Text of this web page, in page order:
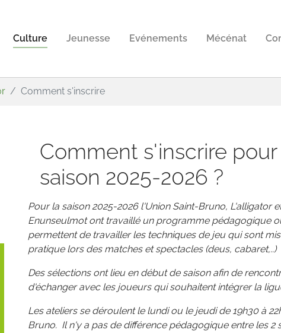
Culture Jeunesse Evénements Mécénat
Comment s'inscrire
Comment s'inscrire pour
saison 2025-2026 ?
Pour la saison 2025-2026 l'Union Saint-Bruno, L'alligator
Enunseulmot ont travaillé un programme pédagogique
permettent de travailler les techniques de jeu qui sont
pratique lors des matches et spectacles (deus, cabaret,..)
Des sélections ont lieu en début de saison afin de
d'échanger avec les joueurs qui souhaitent intégrer la
Les ateliers se déroulent le lundi ou le jeudi de 19h30 à
Bruno. Il n'y a pas de différence pédagogique entre les 2